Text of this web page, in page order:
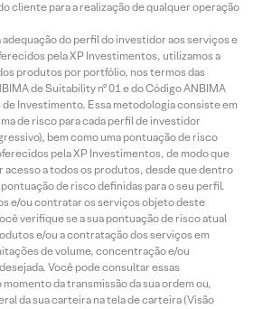
cliente para a realização de qualquer operação
adequação do perfil do investidor aos serviços e
pela XP Investimentos, utilizamos a
produtos por portfólio, nos termos das
de Suitability nº 01 e do Código ANBIMA
Investimento. Essa metodologia consiste em
de risco para cada perfil de investidor
bem como uma pontuação de risco
pela XP Investimentos, de modo que
a todos os produtos, desde que dentro
de risco definidas para o seu perfil.
e/ou contratar os serviços objeto deste
verifique se a sua pontuação de risco atual
e/ou a contratação dos serviços em
de volume, concentração e/ou
Você pode consultar essas
da transmissão da sua ordem ou,
da sua carteira na tela de carteira (Visão